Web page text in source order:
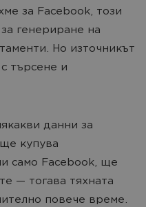
за Facebook, този
генериране на
Но източникът
търсене и
данни за
купува
само Facebook, ще
— тогава тяхната
повече време.